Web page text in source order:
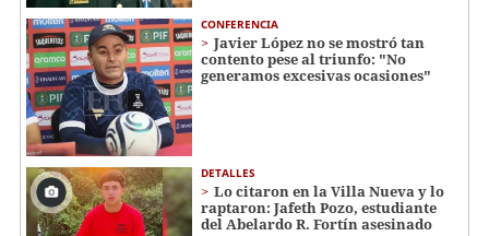
CONFERENCIA
Javier López no se mostró tan
contento pese al triunfo: "No
generamos excesivas ocasiones"
DETALLES
Lo citaron en la Villa Nueva y lo
raptaron: Jafeth Pozo, estudiante
del Abelardo R. Fortín asesinado